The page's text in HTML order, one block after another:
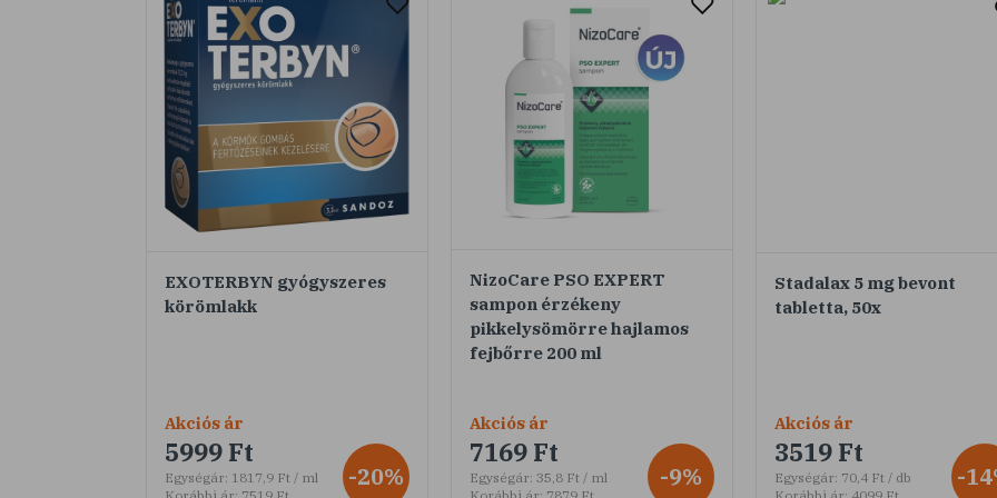
EXOTERBYN gyógyszeres
körömlakk
Akciós ár
5999 Ft
Egységár: 1817,9 Ft / ml
-20%
NizoCare PSO EXPERT
sampon érzékeny
pikkelysömörre hajlamos
fejbőrre 200 ml
Akciós ár
7169 Ft
Egységár: 35,8 Ft / ml
-9%
Stadalax 5 mg bevont
tabletta, 50x
Akciós ár
3519 Ft
Egységár: 70,4 Ft / db
-